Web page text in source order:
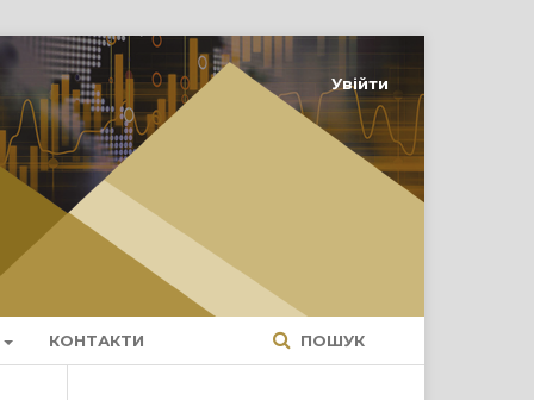
КОНТАКТИ ПОШУК
Увійти